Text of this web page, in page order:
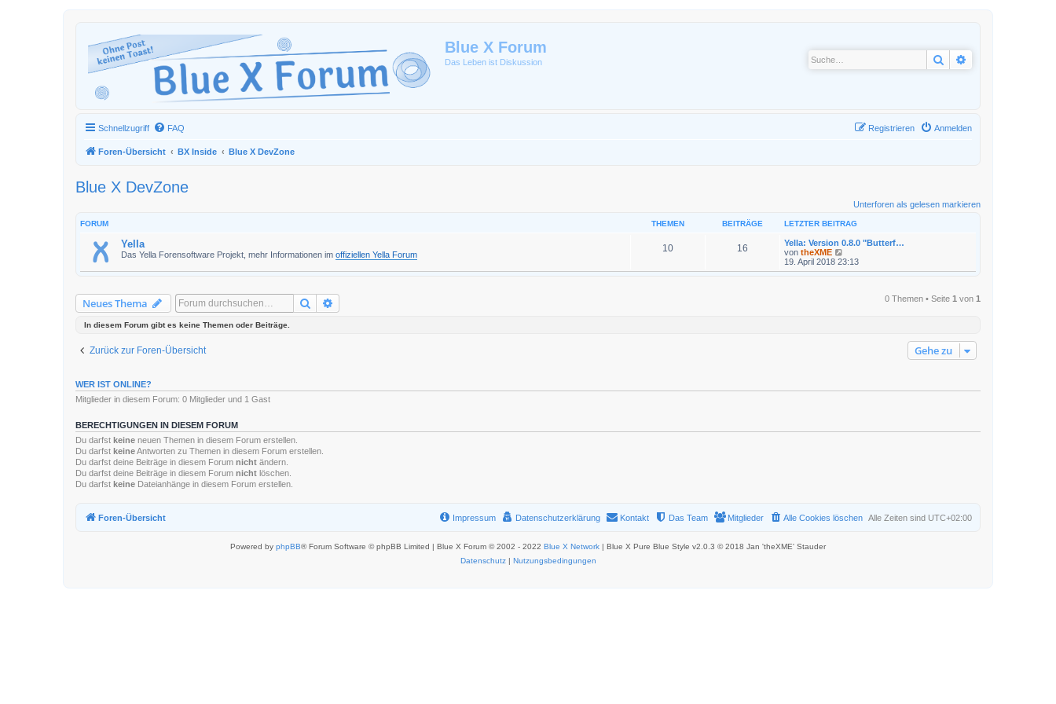
Blue X Forum
Das Leben ist Diskussion Suche
Schnellzugriff FAQ Anmelden
Registrieren
Foren-Übersicht BX Inside Blue X DevZone
Blue X DevZone
Unterforen als gelesen markieren
FORUM THEMEN BEITRÄGE LETZTER BEITRAG
Yella
Das Yella Forensoftware Projekt, mehr Informationen im offiziellen Yella Forum
10 16
Yella: Version 0.8.0 "Butterf…
von theXME
e
u
19. April 2018 23:13
Neues Thema Suche 0 Themen • Seite 1 von 1
In diesem Forum gibt es keine Themen oder Beiträge.
Zurück zur Foren-Übersicht Gehe zu
WER IST ONLINE?
Mitglieder in diesem Forum: 0 Mitglieder und 1 Gast
BERECHTIGUNGEN IN DIESEM FORUM
Du darfst keine neuen Themen in diesem Forum erstellen.
Du darfst keineAntworten zu Themen in diesem Forum erstellen.
Du darfst deine Beiträge in diesem Forum nicht ändern.
Du darfst deine Beiträge in diesem Forum nicht löschen.
Du darfst keine Dateianhänge in diesem Forum erstellen.
Foren-Übersicht Alle Zeiten sind UTC+02:00
Alle Cookies löschen
Mitglieder
Das Team
Kontakt
Datenschutzerklärung
Impressum
Powered by phpBB® Forum Software © phpBB Limited | Blue X Forum © 2002 - 2022 Blue X Network | Blue X Pure Blue Style v2.0.3 © 2018 Jan 'theXME' Stauder
Datenschutz| Nutzungsbedingungen